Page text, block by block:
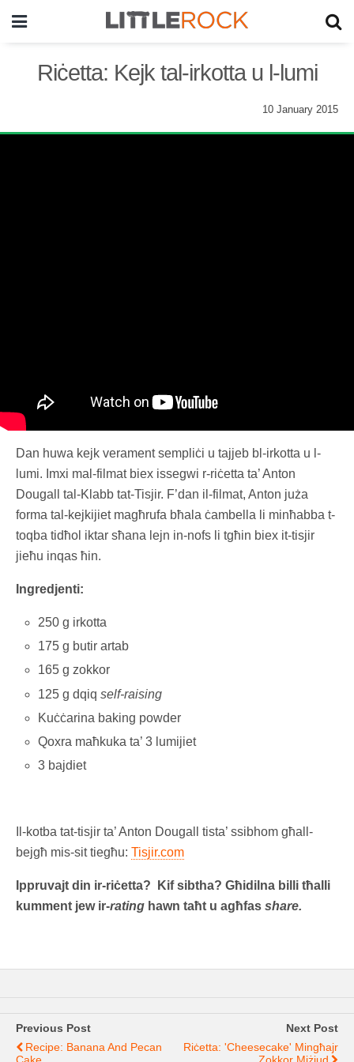
Riċetta: Kejk tal-irkotta u l-lumi
10 January 2015
Dan huwa kejk verament sempliċi u tajjeb bl-irkotta u l-
lumi. Imxi mal-filmat biex issegwi r-riċetta ta’ Anton
Dougall tal-Klabb tat-Tisjir. F’dan il-filmat, Anton juża
forma tal-kejkijiet magħrufa bħala ċambella li minħabba t-
toqba tidħol iktar sħana lejn in-nofs li tgħin biex it-tisjir
jieħu inqas ħin.
Ingredjenti:
250 g irkotta
175 g butir artab
165 g zokkor
125 g dqiqself-raising
Kuċċarina baking powder
Qoxra maħkuka ta’ 3 lumijiet
3 bajdiet
Il-kotba tat-tisjir ta’ Anton Dougall tista’ ssibhom għall-
bejgħ mis-sit tiegħu: Tisjir.com
Ippruvajt din ir-riċetta? Kif sibtha? Għidilna billi tħalli
kumment jew ir-rating hawn taħt u agħfas share.
Previous Post
Recipe: Banana And Pecan
Next Post
Riċetta: 'Cheesecake' Mingħajr